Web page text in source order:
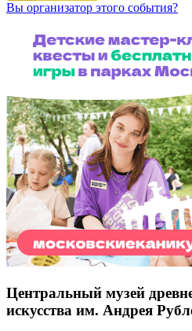
Вы организатор этого события?
Центральный музей
искусства им. Андрея